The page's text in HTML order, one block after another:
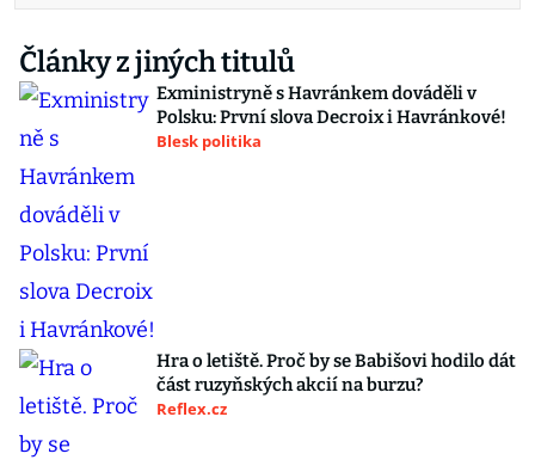
Články z jiných titulů
Exministryně s Havránkem dováděli v
Polsku: První slova Decroix i Havránkové!
Blesk politika
Hra o letiště. Proč by se Babišovi hodilo dát
část ruzyňských akcií na burzu?
Reflex.cz